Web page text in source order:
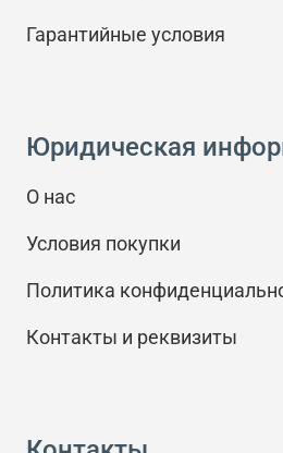
Гарантийные условия
Юридическая
О нас
Условия покупки
Политика
Контакты и реквизиты